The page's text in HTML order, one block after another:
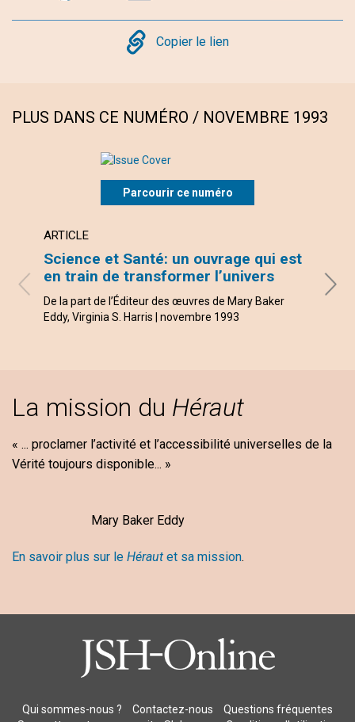
Copy
Copier le lien
PLUS DANS CE NUMÉRO / NOVEMBRE 1993
Parcourir ce numéro
ARTICLE
Science et Santé: un ouvrage qui est
en train de transformer l’univers
De la part de l’Éditeur des œuvres de Mary Baker
Eddy, Virginia S. Harris | novembre 1993
La mission du Héraut
« ... proclamer l’activité et l’accessibilité universelles de la
Vérité toujours disponible... »
Mary Baker Eddy
En savoir plus sur le Héraut et sa mission.
Qui sommes-nous ? Contactez-nous
Questions fréquentes